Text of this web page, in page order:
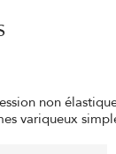
non
variqueux